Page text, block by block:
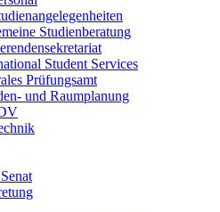
Studienberatung
Student Services
Prüfungsamt
und Raumplanung